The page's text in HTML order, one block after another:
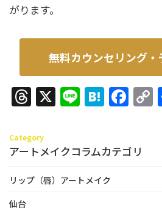
Category
アートメイクコラムカテゴリ
リップ（唇）アートメイク
仙台
がります。
無料カウンセリング・
Threads
X Line